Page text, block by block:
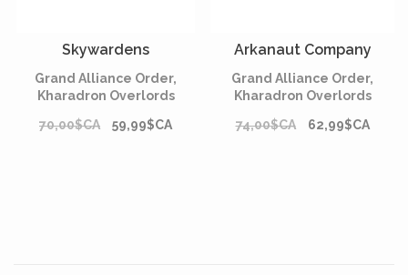
Skywardens
Grand Alliance Order,
Kharadron Overlords
70,00$CA
59,99$CA
Arkanaut Company
Grand Alliance Order,
Kharadron Overlords
74,00$CA
62,99$CA